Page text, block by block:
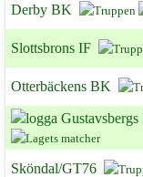
Derby BK
Slottsbrons IF
Otterbäckens BK
Sköndal/GT76